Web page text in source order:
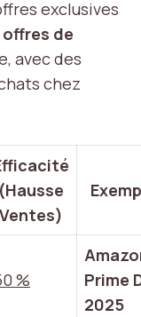
exclusives
offres de
avec des
chez
(Hausse
Ventes)
%
Prime
2025